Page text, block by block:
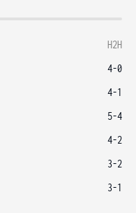
H2H
4-0
4-1
5-4
4-2
3-2
3-1